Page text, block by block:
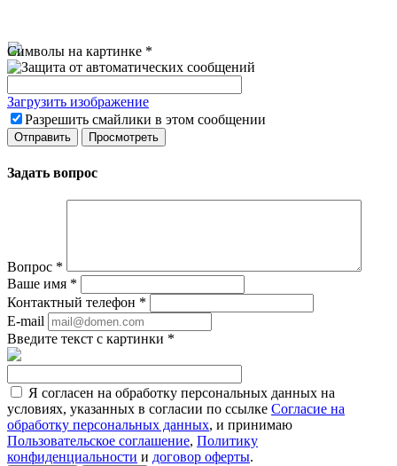
Символы на картинке *
Загрузить изображение
Разрешить смайлики в этом сообщении
Задать вопрос
Вопрос *
Ваше имя *
Контактный телефон *
E-mail
Введите текст с картинки *
Я согласен на обработку персональных данных на
условиях, указанных в согласии по ссылке Согласие на
обработку персональных данных, и принимаю
Пользовательское соглашение, Политику
конфиденциальности и договор оферты.